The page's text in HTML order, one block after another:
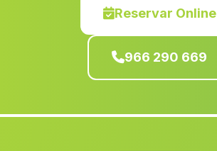
(Alicante)
La Union(Murcia)
Tavernes de la Valldigna(Valencia)
Reservar Online
966 290 669